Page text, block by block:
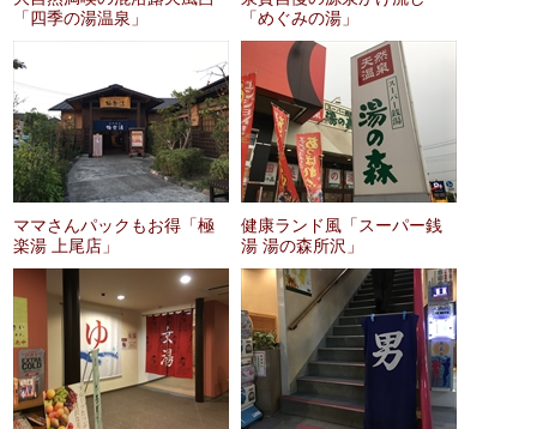
「四季の湯温泉」
「めぐみの湯」
ママさんパックもお得「極
楽湯 上尾店」
健康ランド風「スーパー銭
湯 湯の森所沢」